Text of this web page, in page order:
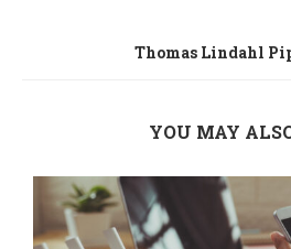
Thomas Lindahl
YOU MAY